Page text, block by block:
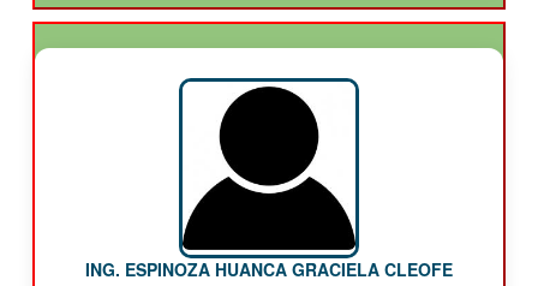
ING. ESPINOZA HUANCA GRACIELA CLEOFE